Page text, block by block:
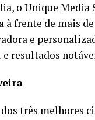
o Unique Media
à frente de mais
e
resultados
três melhores